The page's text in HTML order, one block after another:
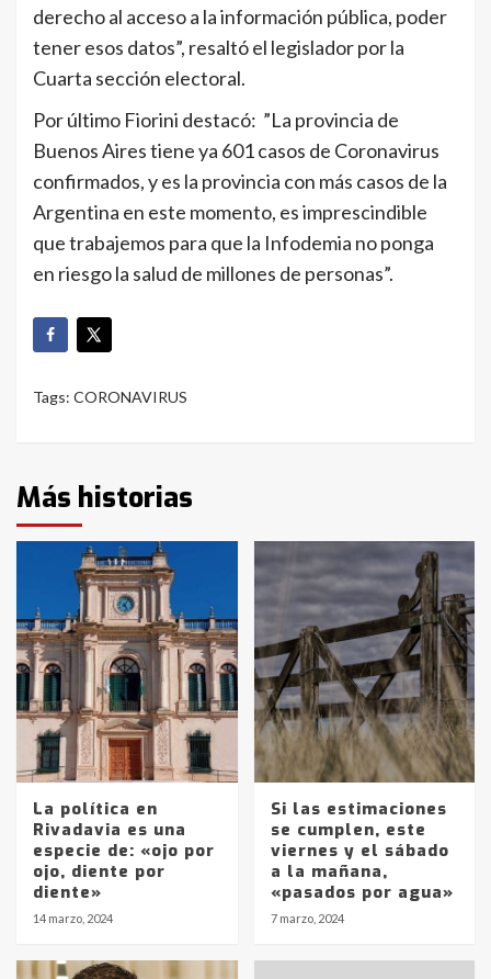
derecho al acceso a la información pública, poder
tener esos datos”, resaltó el legislador por la
Cuarta sección electoral.
Por último Fiorini destacó: ”La provincia de
Buenos Aires tiene ya 601 casos de Coronavirus
confirmados, y es la provincia con más casos de la
Argentina en este momento, es imprescindible
que trabajemos para que la Infodemia no ponga
en riesgo la salud de millones de personas”.
Tags: CORONAVIRUS
Más historias
La política en
Rivadavia es una
especie de: «ojo por
ojo, diente por
diente»
14 marzo, 2024
Si las estimaciones
se cumplen, este
viernes y el sábado
a la mañana,
«pasados por agua»
7 marzo, 2024